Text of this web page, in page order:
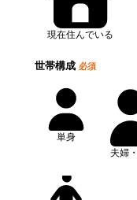
現在住んでいる
世帯構成 必須
単身
夫婦